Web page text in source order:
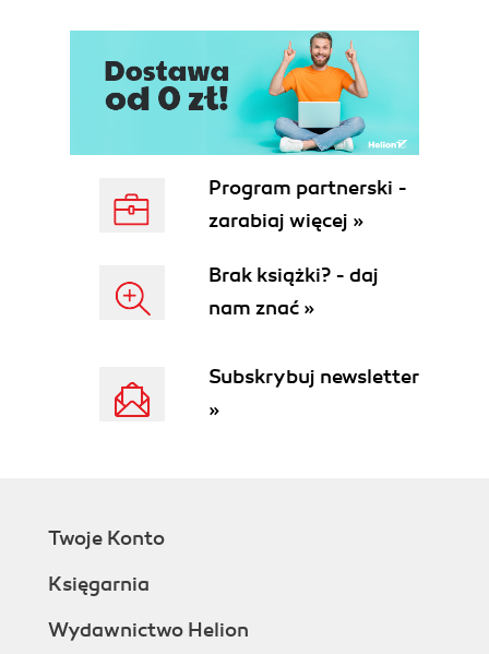
Program partnerski -
zarabiaj więcej »
Brak książki? - daj
nam znać »
Subskrybuj newsletter
»
Twoje Konto
Księgarnia
Wydawnictwo Helion